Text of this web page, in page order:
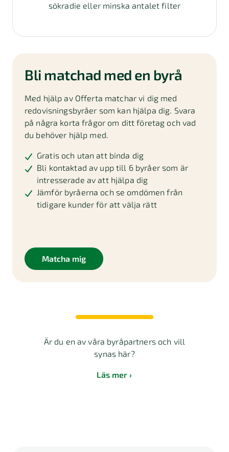
sökradie eller minska antalet filter
Bli matchad med en byrå
Med hjälp av Offerta matchar vi dig med
redovisningsbyråer som kan hjälpa dig. Svara
på några korta frågor om ditt företag och vad
du behöver hjälp med.
Gratis och utan att binda dig
Bli kontaktad av upp till 6 byråer som är
intresserade av att hjälpa dig
Jämför byråerna och se omdömen från
tidigare kunder för att välja rätt
Matcha mig
Är du en av våra byråpartners och vill
synas här?
Läs mer